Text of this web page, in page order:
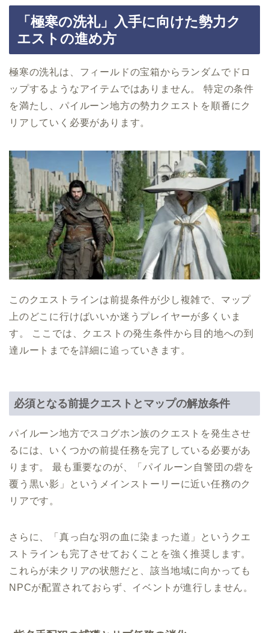
「極寒の洗礼」入手に向けた勢力ク
エストの進め方
極寒の洗礼は、フィールドの宝箱からランダムでドロ
ップするようなアイテムではありません。 特定の条件
を満たし、パイルーン地方の勢力クエストを順番にク
リアしていく必要があります。
このクエストラインは前提条件が少し複雑で、マップ
上のどこに行けばいいか迷うプレイヤーが多くいま
す。 ここでは、クエストの発生条件から目的地への到
達ルートまでを詳細に追っていきます。
必須となる前提クエストとマップの解放条件
パイルーン地方でスコグホン族のクエストを発生させ
るには、いくつかの前提任務を完了している必要があ
ります。 最も重要なのが、「パイルーン自警団の砦を
覆う黒い影」というメインストーリーに近い任務のク
リアです。
さらに、「真っ白な羽の血に染まった道」というクエ
ストラインも完了させておくことを強く推奨します。
これらが未クリアの状態だと、該当地域に向かっても
NPCが配置されておらず、イベントが進行しません。